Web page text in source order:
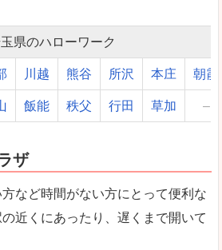
県のハローワーク
川越 熊谷 所沢 本庄 朝霞
飯能 秩父 行田 草加 –
ザ
など時間がない方にとって便利な
近くにあったり、遅くまで開いて